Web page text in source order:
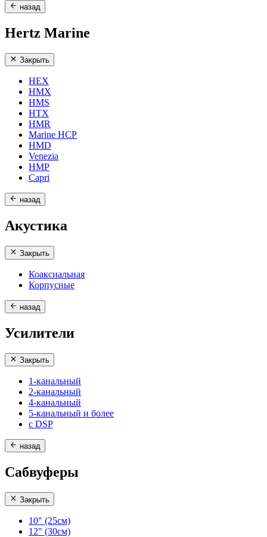
назад
Hertz Marine
Закрыть
HEX
HMX
HMS
HTX
HMR
Marine HCP
HMD
Venezia
HMP
Capri
назад
Акустика
Закрыть
Коаксиальная
Корпусные
назад
Усилители
Закрыть
1-канальный
2-канальный
4-канальный
5-канальный и более
с DSP
назад
Сабвуферы
Закрыть
10" (25см)
12" (30см)